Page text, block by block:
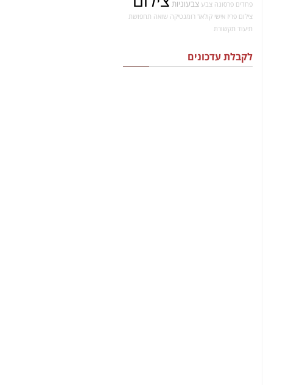
פחדים פרסונה צבע צבעוניות
צילום פריז אישי קולאז' רומנטיקה שואה תחפושת
תיעוד תקשורת
לקבלת עדכונים